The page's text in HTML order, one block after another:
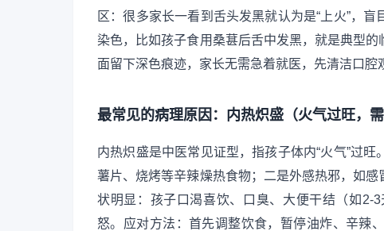
区：很多家长一看到舌头发黑就认为是“上火”，
染色，比如孩子食用桑葚后舌中发黑，就是典型
面留下深色痕迹，家长无需急着就医，先清洁口腔
最常见的病理原因：内热炽盛（火气过旺，需
内热炽盛是中医常见证型，指孩子体内“火气”过
薯片、烧烤等辛辣燥热食物；二是外感热邪，如
状明显：孩子口渴喜饮、口臭、大便干结（如2-
怒。应对方法：首先调整饮食，暂停油炸、辛辣